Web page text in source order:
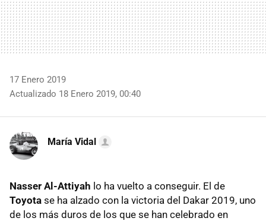
17 Enero 2019
Actualizado 18 Enero 2019, 00:40
María Vidal
Nasser Al-Attiyah lo ha vuelto a conseguir. El de
Toyota se ha alzado con la victoria del Dakar 2019, uno
de los más duros de los que se han celebrado en